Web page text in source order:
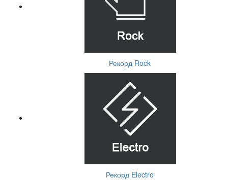
Рекорд Rock
Рекорд Electro